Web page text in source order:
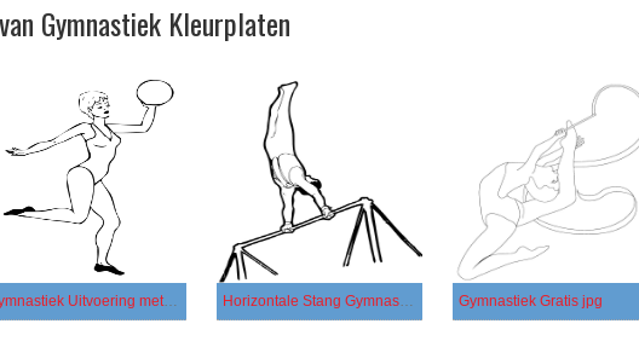
Gymnastiek Kleurplaten
Gymnastiek Uitvoering met een Bal Horizontale Stang Gymnastiek Gymnastiek Gratis jpg